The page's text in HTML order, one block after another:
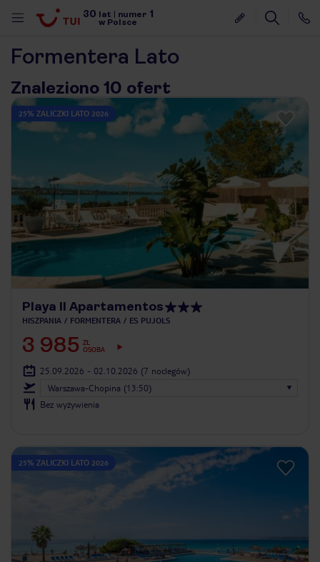
30 lat numer 1
w Polsce
Formentera Lato
Znaleziono 10 ofert
25% ZALICZKI LATO 2026
Playa II Apartamentos
HISZPANIA FORMENTERA ES PUJOLS
3 985 ZŁ
OSOBA
25.09.2026 - 02.10.2026 (7 noclegów)
Warszawa-Chopina (13:50)
Bez wyżywienia
25% ZALICZKI LATO 2026